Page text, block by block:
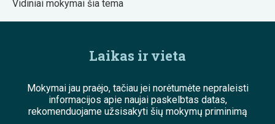
Vidiniai mokymai šia tema
Laikas ir vieta
Mokymai jau praėjo, tačiau jei norėtumėte nepraleisti
informacijos apie naujai paskelbtas datas,
rekomenduojame užsisakyti šių mokymų priminimą